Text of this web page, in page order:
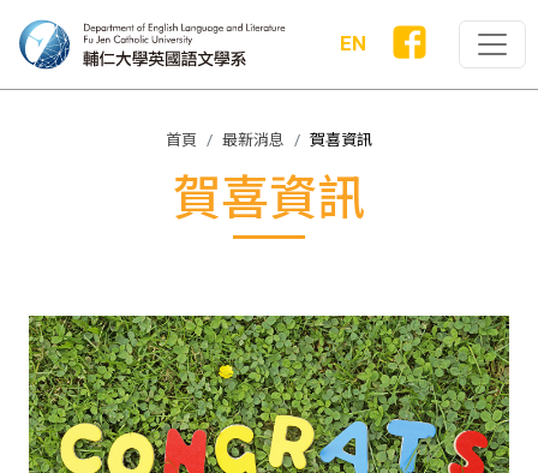
EN
首頁 最新消息 賀喜資訊
賀喜資訊